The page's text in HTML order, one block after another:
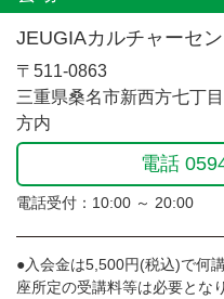
JEUGIAカルチャーセ
〒511-0863
三重県桑名市新西方七丁
方内
電話
電話受付：10:00 ～ 20:00
●入会金は5,500円(税込)で何
座所定の受講料等は必要とな